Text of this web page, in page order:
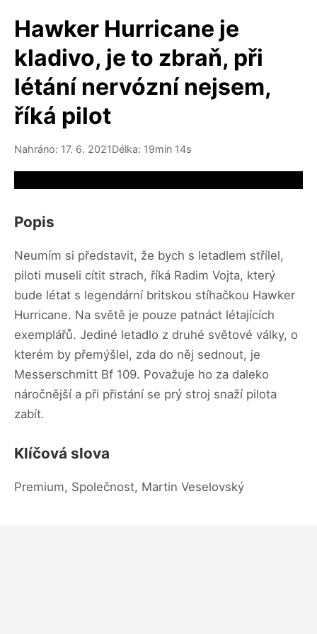
Hawker Hurricane je
kladivo, je to zbraň, při
létání nervózní nejsem,
říká pilot
Nahráno: 17. 6. 2021Délka: 19min 14s
Popis
Neumím si představit, že bych s letadlem střílel,
piloti museli cítit strach, říká Radim Vojta, který
bude létat s legendární britskou stíhačkou Hawker
Hurricane. Na světě je pouze patnáct létajících
exemplářů. Jediné letadlo z druhé světové války, o
kterém by přemýšlel, zda do něj sednout, je
Messerschmitt Bf 109. Považuje ho za daleko
náročnější a při přistání se prý stroj snaží pilota
zabít.
Klíčová slova
Premium, Společnost, Martin Veselovský